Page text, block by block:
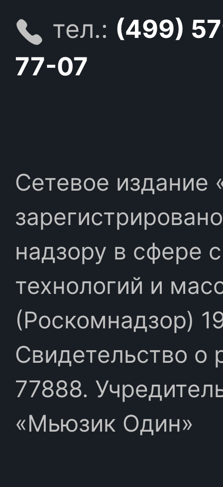
тел.: (499)
77-07
Сетевое издание
надзору в сфере
технологий и
(Роскомнадзор)
Свидетельство
77888.
«Мьюзик Один»